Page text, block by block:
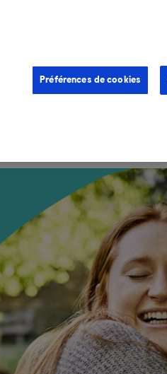
Préférences de cookies